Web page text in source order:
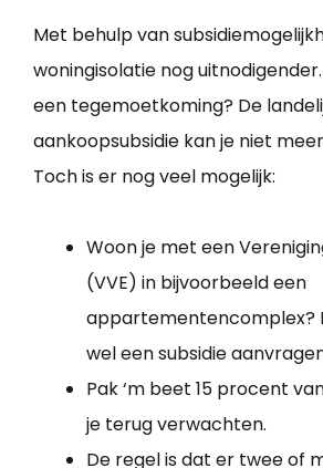
Met behulp van
woningisolatie nog
een tegemoetkoming? De
aankoopsubsidie kan je niet
Toch is er nog veel mogelijk:
Woon je met een
(VVE) in bijvoorbeeld een
appartementencomplex?
wel een subsidie
Pak ‘m beet 15 procent
je terug verwachten.
De regel is dat er twee of